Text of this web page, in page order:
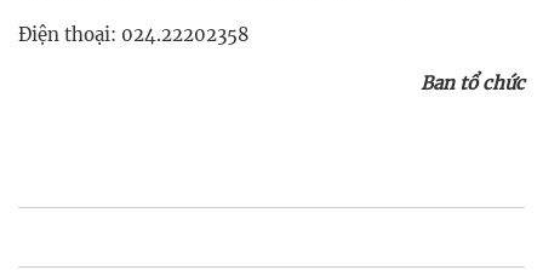
Điện thoại: 024.22202358
Ban tổ chức